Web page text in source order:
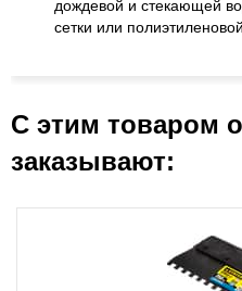
дождевой и стекающей
сетки или
С этим товаром
заказывают: